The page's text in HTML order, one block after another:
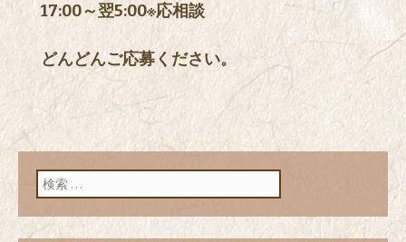
17:00～翌5:00※応相談
どんどんご応募ください。
検索: